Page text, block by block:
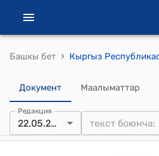
Башкы бет ›
Документ Маалыматтар
Редакция
22.05.2024